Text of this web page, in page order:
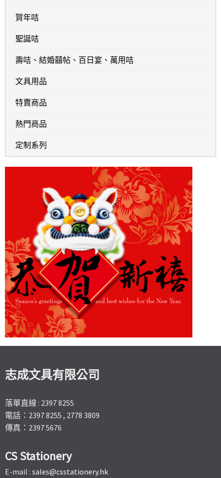
賀年咭
聖誕咭
壽咭、結婚囍帖、百日宴、萬用咭
文具用品
特賣商品
熱門商品
定制系列
志成文具有限公司
落單直線 : 2397 8255
電話：2397 8255 , 2778 3809
傳真：2397 5676
CS Stationery
E-mail : sales@csstationery.hk